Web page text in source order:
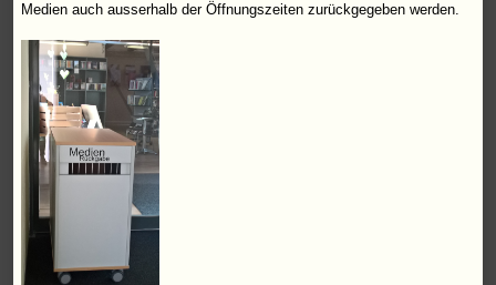
Medien auch ausserhalb der Öffnungszeiten zurückgegeben werden.